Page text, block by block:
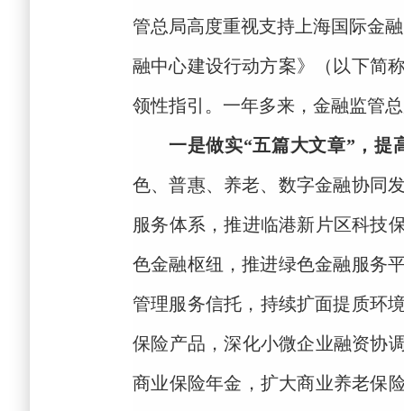
管总局高度重视支持上海国际金
融中心建设行动方案》（以下简
领性指引。一年多来，金融监管
一是做实“五篇大文章”，提
色、普惠、养老、数字金融协同
服务体系，推进临港新片区科技
色金融枢纽，推进绿色金融服务
管理服务信托， 持续扩面提质环
保险产品，深化小微企业融资协
商业保险年金，扩大商业养老保